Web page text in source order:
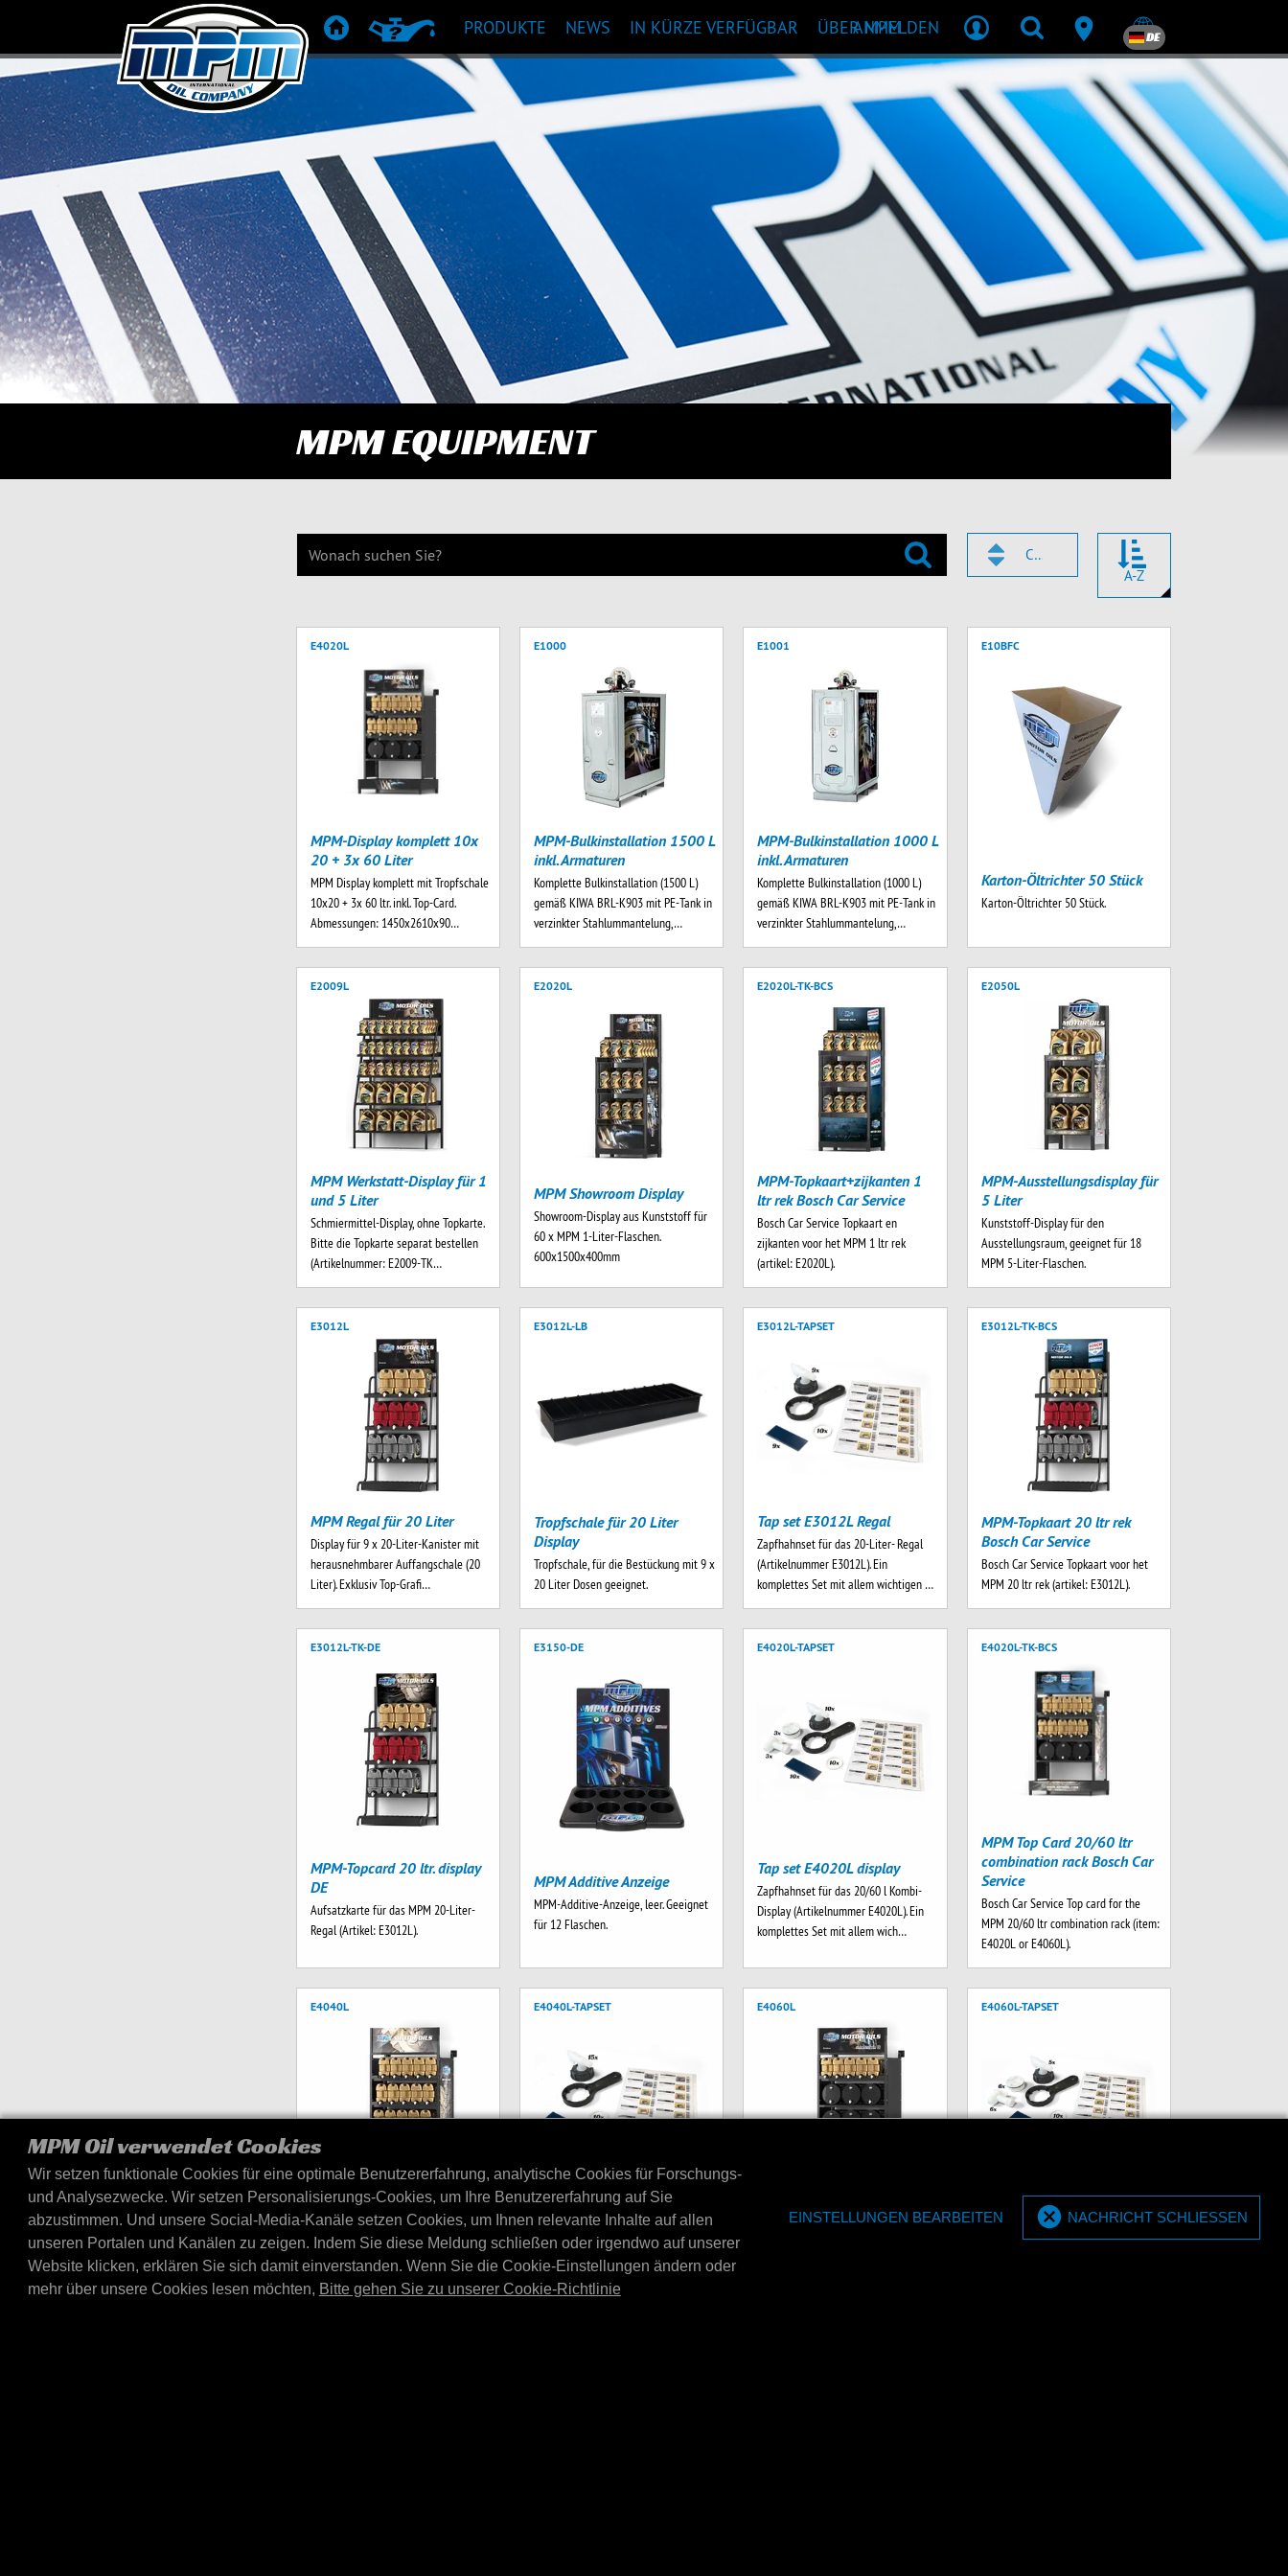
MPM Oil verwendet Cookies
Wir setzen funktionale Cookies für eine optimale Benutzererfahrung, analytische Cookies für Forschungs-
und Analysezwecke. Wir setzen Personalisierungs-Cookies, um Ihre Benutzererfahrung auf Sie
abzustimmen. Und unsere Social-Media-Kanäle setzen Cookies, um Ihnen relevante Inhalte auf allen
unseren Portalen und Kanälen zu zeigen. Indem Sie diese Meldung schließen oder irgendwo auf unserer
Website klicken, erklären Sie sich damit einverstanden. Wenn Sie die Cookie-Einstellungen ändern oder
mehr über unsere Cookies lesen möchten, Bitte gehen Sie zu unserer Cookie-Richtlinie
EINSTELLUNGEN BEARBEITEN NACHRICHT SCHLIESSEN
STARTSEITEPRODUKTEMPFEHLUNG
PRODUKTE NEWS IN KÜRZE VERFÜGBAR ÜBER MPM
ANMELDEN DE
MPM EQUIPMENT
CODE
A-Z
E4020L
MPM-Display komplett 10x
20 + 3x 60 Liter
MPM Display komplett mit Tropfschale
10x20 + 3x 60 ltr. inkl. Top-Card.
Abmessungen: 1450x2610x90…
E1000
MPM-Bulkinstallation 1500 L
inkl. Armaturen
Komplette Bulkinstallation (1500 L)
gemäß KIWA BRL-K903 mit PE-Tank in
verzinkter Stahlummantelung,…
E1001
MPM-Bulkinstallation 1000 L
inkl. Armaturen
Komplette Bulkinstallation (1000 L)
gemäß KIWA BRL-K903 mit PE-Tank in
verzinkter Stahlummantelung,…
E10BFC
Karton-Öltrichter 50 Stück
Karton-Öltrichter 50 Stück.
E2009L
MPM Werkstatt-Display für 1
und 5 Liter
Schmiermittel-Display, ohne Topkarte.
Bitte die Topkarte separat bestellen
(Artikelnummer: E2009-TK…
E2020L
MPM Showroom Display
Showroom-Display aus Kunststoff für
60 x MPM 1-Liter-Flaschen.
600x1500x400mm
E2020L-TK-BCS
MPM-Topkaart+zijkanten 1
ltr rek Bosch Car Service
Bosch Car Service Topkaart en
zijkanten voor het MPM 1 ltr rek
(artikel: E2020L).
E2050L
MPM-Ausstellungsdisplay für
5 Liter
Kunststoff-Display für den
Ausstellungsraum, geeignet für 18
MPM 5-Liter-Flaschen.
E3012L
MPM Regal für 20 Liter
Display für 9 x 20-Liter-Kanister mit
herausnehmbarer Auffangschale (20
Liter). Exklusiv Top-Grafi…
E3012L-LB
Tropfschale für 20 Liter
Display
Tropfschale, für die Bestückung mit 9 x
20 Liter Dosen geeignet.
E3012L-TAPSET
Tap set E3012L Regal
Zapfhahnset für das 20-Liter- Regal
(Artikelnummer E3012L). Ein
komplettes Set mit allem wichtigen …
E3012L-TK-BCS
MPM-Topkaart 20 ltr rek
Bosch Car Service
Bosch Car Service Topkaart voor het
MPM 20 ltr rek (artikel: E3012L).
E3012L-TK-DE
MPM-Topcard 20 ltr. display
DE
Aufsatzkarte für das MPM 20-Liter-
Regal (Artikel: E3012L).
E3150-DE
MPM Additive Anzeige
MPM-Additive-Anzeige, leer. Geeignet
für 12 Flaschen.
E4020L-TAPSET
Tap set E4020L display
Zapfhahnset für das 20/60 l Kombi-
Display (Artikelnummer E4020L). Ein
komplettes Set mit allem wich…
E4020L-TK-BCS
MPM Top Card 20/60 ltr
combination rack Bosch Car
Service
Bosch Car Service Top card for the
MPM 20/60 ltr combination rack (item:
E4020L or E4060L).
E4040L
MPM-DISPLAY KOMPLETT
15X 20
MPM-Display komplett 15x 20. Maße:
1450x2547x900 mm (BxHxT). Ohne
Seitenteile (E4306).
E4040L-TAPSET
Tap set E4040L display
Zapfhahnset für das 20/60 l Kombi-
Display (Artikelnummer E4040L). Ein
komplettes Set mit allem wich…
E4060L
+ 6x 60 Liter
E4060L-TAPSET
Tap set E4060L display
Zapfhahnset für das 20/60 l Kombi-